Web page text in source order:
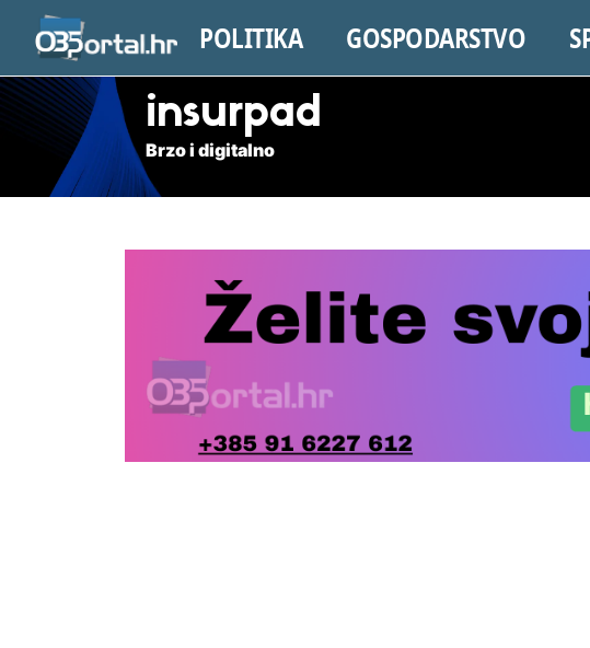
POLITIKA GOSPODARSTVO
insurpad
Brzo i digitalno